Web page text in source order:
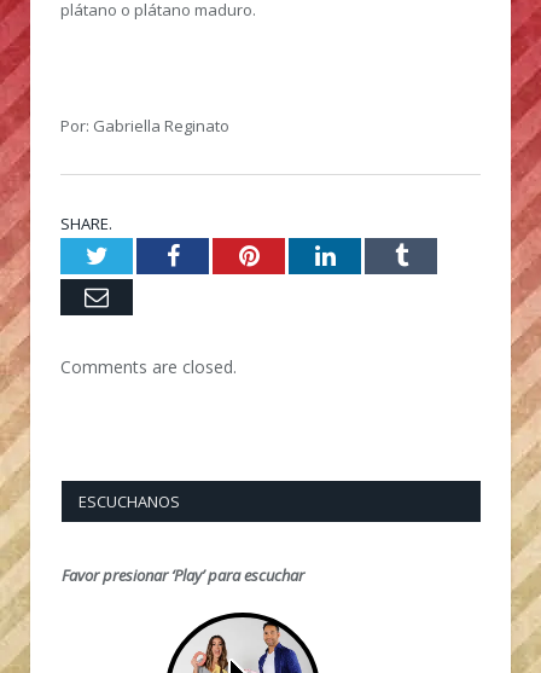
plátano o plátano maduro.
Por: Gabriella Reginato
SHARE.
TwitterFacebookPinterestLinkedInTumblr
Email
Comments are closed.
ESCUCHANOS
Favor presionar ‘Play’ para escuchar